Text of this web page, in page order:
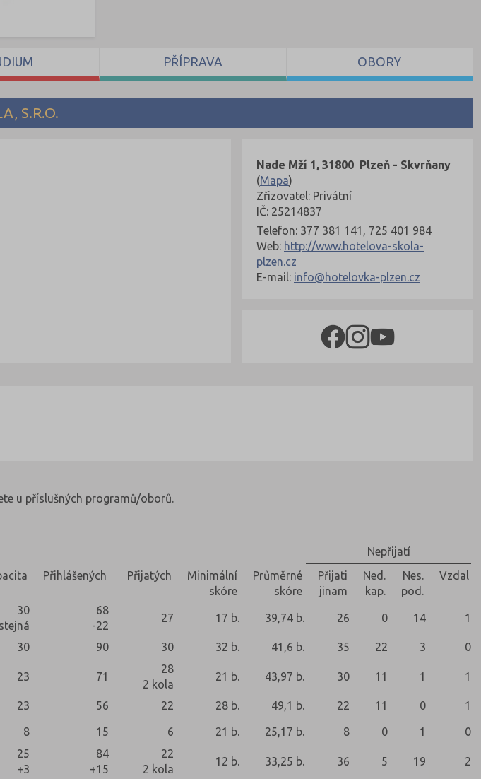
S.R.O.
Nade Mží 1, 31800 Plzeň - Skvrňany
(Mapa)
Zřizovatel: Privátní
IČ: 25214837
Telefon: 377 381 141, 725 401 984
Web: http://www.hotelova-skola-
plzen.cz
E-mail: info@hotelovka-plzen.cz
PŘÍPRAVA OBORY
u příslušných programů/oborů.
Nepřijatí
Přihlášených Přijatých
Minimální
skóre
Průměrné
skóre
Přijati
jinam
Ned.
kap.
Nes.
pod.
Vzdal
30
stejná
68
-22
27 17 b. 39,74 b. 26 0 14 1
30 90 30 32 b. 41,6 b. 35 22 3 0
23 71
28
2 kola
21 b. 43,97 b. 30 11 1 1
23 56 22 28 b. 49,1 b. 22 11 0 1
8 15 6 21 b. 25,17 b. 8 0 1 0
25
+3
84
+15
22
2 kola
12 b. 33,25 b. 36 5 19 2